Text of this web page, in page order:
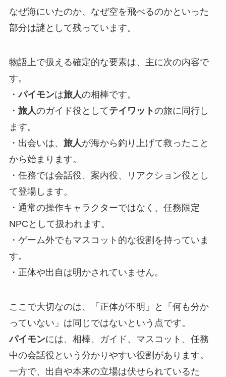
なぜ海にいたのか、なぜ空を飛べるのかといった
部分は謎として残っています。
物語上で扱える確定的な要素は、主に次の内容で
す。
・パイモンは旅人の相棒です。
・ 旅人のガイド役としてテイワットの旅に同行し
ます。
・出会いは、 旅人 が海から釣り上げて救ったこと
から始まります。
・任務では会話役、案内役、リアクション役とし
て登場します。
・通常の操作キャラクターではなく、任務限定
NPCとして扱われます。
・ゲーム外でもマスコット的な役割を持っていま
す。
・正体や出自は明かされていません。
ここで大切なのは、「正体が不明」と「何も分か
っていない」は同じではないという点です。
パイモンには、相棒、ガイド、マスコット、任務
中の会話役という分かりやすい役割があります。
一方で、出自や本来の立場は伏せられているた